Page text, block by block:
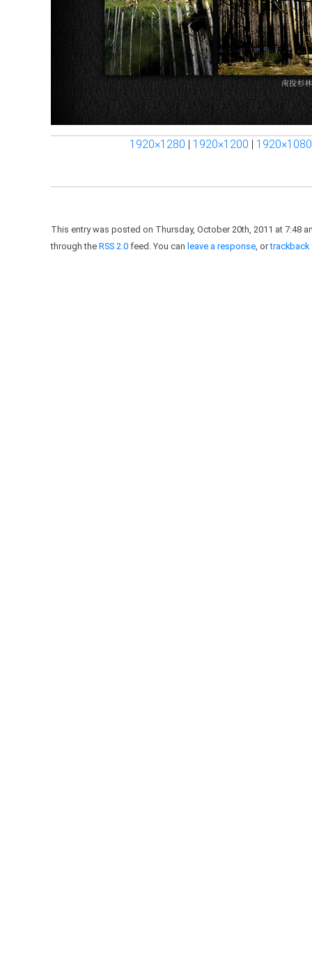
1920×1280 | 1920×1200 | 1920×1080
This entry was posted on Thursday, October 20th, 2011 at 7:48
through the RSS 2.0 feed. You can leave a response, ortrackback